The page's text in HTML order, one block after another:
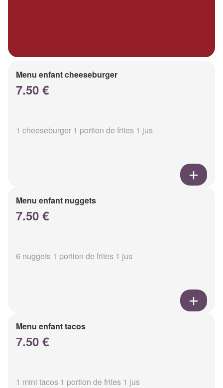
Menu enfant cheeseburger
7.50 €
1 cheeseburger 1 portion de frites 1 jus
Menu enfant nuggets
7.50 €
6 nuggets 1 portion de frites 1 jus
Menu enfant tacos
7.50 €
1 mini tacos 1 portion de frites 1 jus